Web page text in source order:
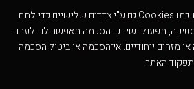
אנו משתמשים בטכנולוגיות כמו Cookies גם ע"י צדדים שלישיים כדי לתת
תפעול ושיווק. הסכמה תאפשר לנו לעבד
מזהים ייחודיים. אי־הסכמה או ביטול הסכמה
האתר.